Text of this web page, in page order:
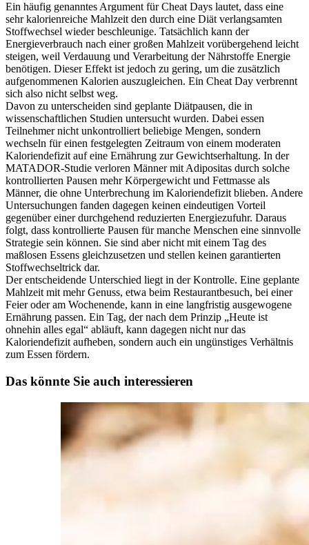
Ein häufig genanntes Argument für Cheat Days lautet, dass eine
sehr kalorienreiche Mahlzeit den durch eine Diät verlangsamten
Stoffwechsel wieder beschleunige. Tatsächlich kann der
Energieverbrauch nach einer großen Mahlzeit vorübergehend leicht
steigen, weil Verdauung und Verarbeitung der Nährstoffe Energie
benötigen. Dieser Effekt ist jedoch zu gering, um die zusätzlich
aufgenommenen Kalorien auszugleichen. Ein Cheat Day verbrennt
sich also nicht selbst weg.
Davon zu unterscheiden sind geplante Diätpausen, die in
wissenschaftlichen Studien untersucht wurden. Dabei essen
Teilnehmer nicht unkontrolliert beliebige Mengen, sondern
wechseln für einen festgelegten Zeitraum von einem moderaten
Kaloriendefizit auf eine Ernährung zur Gewichtserhaltung. In der
MATADOR-Studie verloren Männer mit Adipositas durch solche
kontrollierten Pausen mehr Körpergewicht und Fettmasse als
Männer, die ohne Unterbrechung im Kaloriendefizit blieben. Andere
Untersuchungen fanden dagegen keinen eindeutigen Vorteil
gegenüber einer durchgehend reduzierten Energiezufuhr. Daraus
folgt, dass kontrollierte Pausen für manche Menschen eine sinnvolle
Strategie sein können. Sie sind aber nicht mit einem Tag des
maßlosen Essens gleichzusetzen und stellen keinen garantierten
Stoffwechseltrick dar.
Der entscheidende Unterschied liegt in der Kontrolle. Eine geplante
Mahlzeit mit mehr Genuss, etwa beim Restaurantbesuch, bei einer
Feier oder am Wochenende, kann in eine langfristig ausgewogene
Ernährung passen. Ein Tag, der nach dem Prinzip „Heute ist
ohnehin alles egal“ abläuft, kann dagegen nicht nur das
Kaloriendefizit aufheben, sondern auch ein ungünstiges Verhältnis
zum Essen fördern.
Das könnte Sie auch interessieren